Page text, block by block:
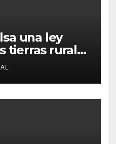
una ley
tierras rurales
son los